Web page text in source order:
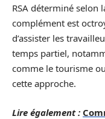
RSA déterminé selon
complément est
d’assister les
temps partiel,
comme le tourisme
cette approche.
Lire également :